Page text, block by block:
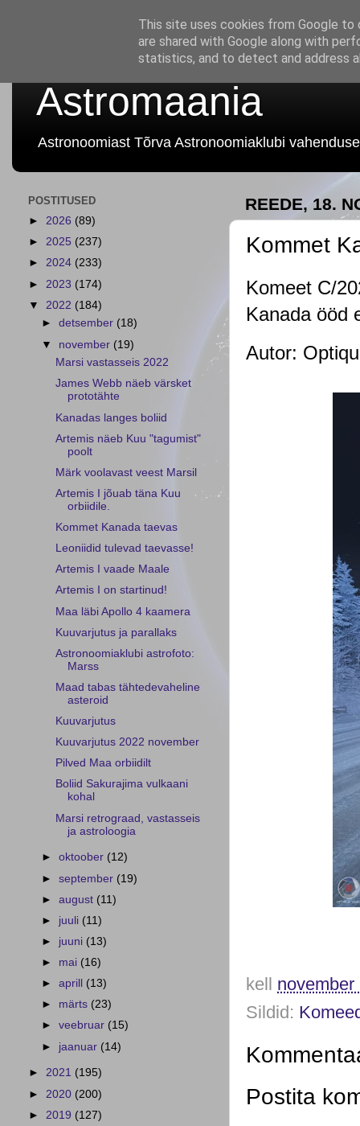
Astromaania
Astronoomiast Tõrva Astronoomiaklubi
REEDE, 18.
Kommet
Komeet C/
Kanada ööd
Autor:
kell november
Sildid:
Postita
POSTITUSED
► 2026 (89)
► 2025 (237)
► 2024 (233)
► 2023 (174)
▼ 2022 (184)
►detsember (18)
▼ november (19)
Marsi vastasseis 2022
James Webb näeb värsket
prototähte
Kanadas langes boliid
Artemis näeb Kuu "tagumist"
poolt
Märk voolavast veest Marsil
Artemis I jõuab täna Kuu
orbiidile.
Kommet Kanada taevas
Leoniidid tulevad taevasse!
Artemis I vaade Maale
Artemis I on startinud!
Maa läbi Apollo 4 kaamera
Kuuvarjutus ja parallaks
Astronoomiaklubi astrofoto:
Marss
Maad tabas tähtedevaheline
asteroid
Kuuvarjutus
Kuuvarjutus 2022 november
Pilved Maa orbiidilt
Boliid Sakurajima vulkaani
kohal
Marsi retrograad, vastasseis
ja astroloogia
►oktoober (12)
►september (19)
►august (11)
► juuli (11)
► juuni (13)
► mai (16)
►aprill (13)
► märts (23)
►veebruar (15)
► jaanuar (14)
► 2021 (195)
► 2020 (200)
► 2019 (127)
This site uses cookies from Google to
are shared with Google along with
statistics, and to detect and address